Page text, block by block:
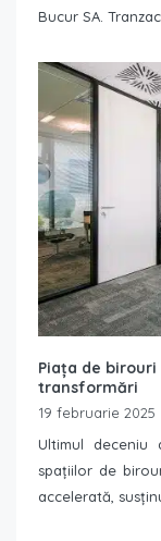
Bucur SA.
Piața de
transformări
19 februarie 2025
Ultimul
spațiilor de
accelerată,